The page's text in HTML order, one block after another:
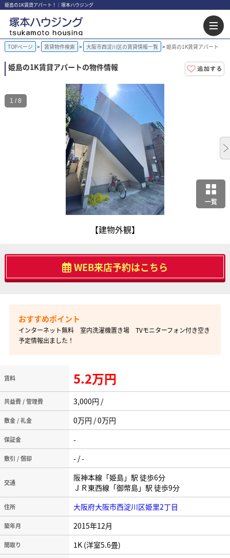
姫島の1K賃貸アパート！｜塚本ハウジング
TOPページ 賃貸物件検索 大阪市西淀川区の賃貸情報一覧 姫島の1K賃貸アパート
姫島の1K賃貸アパートの物件情報
一覧
【建物外観】
1 / 8
WEB来店予約はこちら
インターネット無料 室内洗濯機置き場 TVモニターフォン付き空き
予定情報出ました！
賃料 5.2万円
共益費 / 管理費 3,000円 /
敷金 / 礼金 0万円 / 0万円
保証金 -
敷引 / 償却 - / -
交通
阪神本線「姫島」駅 徒歩6分
ＪＲ東西線「御幣島」駅 徒歩9分
住所 大阪府大阪市西淀川区姫里2丁目
築年月 2015年12月
間取り 1K (洋室5.6畳)